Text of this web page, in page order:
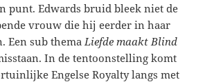
punt. Edwards bruid bleek niet de
vrouw die hij eerder in haar
Een sub thema Liefde maakt Blind
In de tentoonstelling komt
Engelse Royalty langs met